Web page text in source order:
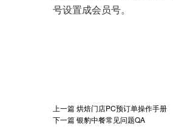
号设置成会员号。
上一篇烘焙门店PC预订单操作手册
下一篇银豹中餐常见问题QA